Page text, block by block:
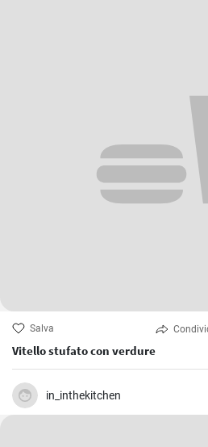
Salva
Vitello stufato con verdure
in_inthekitchen